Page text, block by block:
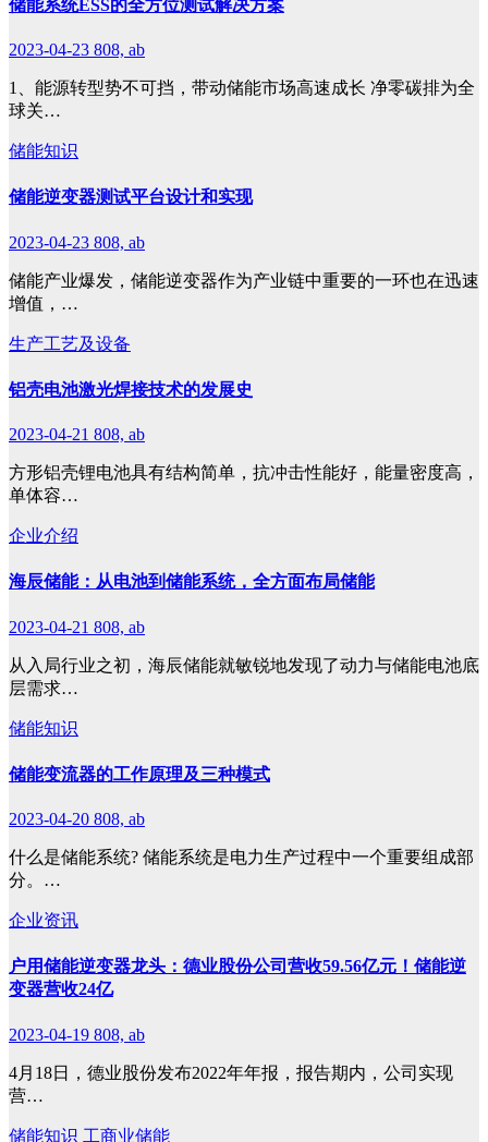
储能系统ESS的全方位测试解决方案
2023-04-23 808, ab
1、能源转型势不可挡，带动储能市场高速成长 净零碳排为全
球关…
储能知识
储能逆变器测试平台设计和实现
2023-04-23 808, ab
储能产业爆发，储能逆变器作为产业链中重要的一环也在迅速
增值，…
生产工艺及设备
铝壳电池激光焊接技术的发展史
2023-04-21 808, ab
方形铝壳锂电池具有结构简单，抗冲击性能好，能量密度高，
单体容…
企业介绍
海辰储能：从电池到储能系统，全方面布局储能
2023-04-21 808, ab
从入局行业之初，海辰储能就敏锐地发现了动力与储能电池底
层需求…
储能知识
储能变流器的工作原理及三种模式
2023-04-20 808, ab
什么是储能系统? 储能系统是电力生产过程中一个重要组成部
分。…
企业资讯
户用储能逆变器龙头：德业股份公司营收59.56亿元！储能逆
变器营收24亿
2023-04-19 808, ab
4月18日，德业股份发布2022年年报，报告期内，公司实现
营…
储能知识 工商业储能